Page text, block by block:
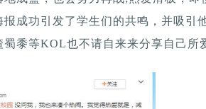
成功引发了学生们的共鸣，并吸引
黍等KOL也不请自来来分享自己所